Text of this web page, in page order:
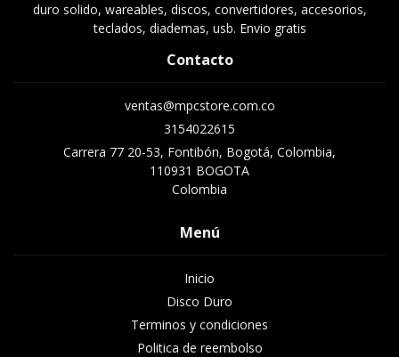
duro solido, wareables, discos, convertidores, accesorios,
teclados, diademas, usb. Envio gratis
Contacto
ventas@mpcstore.com.co
3154022615
Carrera 77 20-53, Fontibón, Bogotá, Colombia,
110931 BOGOTA
Colombia
Menú
Inicio
Disco Duro
Terminos y condiciones
Politica de reembolso